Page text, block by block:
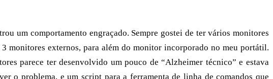
um comportamento engraçado. Sempre gostei de ter vários monitores
monitores externos, para além do monitor incorporado no meu portátil.
parece ter desenvolvido um pouco de “Alzheimer técnico” e estava
o problema, e um script para a ferramenta de linha de comandos que